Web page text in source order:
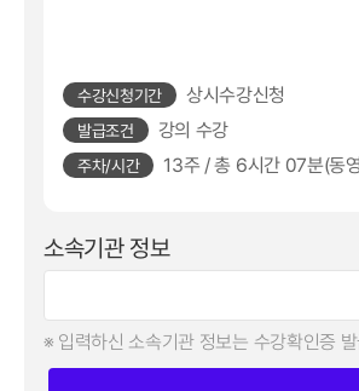
수강신청기간 상시수강신청
발급조건 강의 수강
주차/시간 13주 / 총 6시간 07분(동
소속기관 정보
입력하신 소속기관 정보는 수강확인증